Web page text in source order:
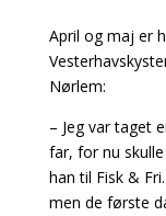
April og maj er
Nørlem:
– Jeg var taget
far, for nu
han til Fisk &
men de første